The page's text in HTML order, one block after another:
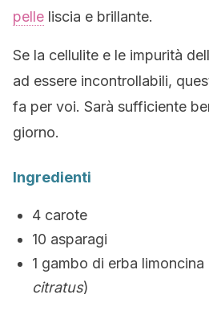
pelle liscia e brillante.
Se la cellulite e le impurità
ad essere incontrollabili,
fa per voi. Sarà sufficiente
giorno.
Ingredienti
4 carote
10 asparagi
1 gambo di erba limoncina
citratus)